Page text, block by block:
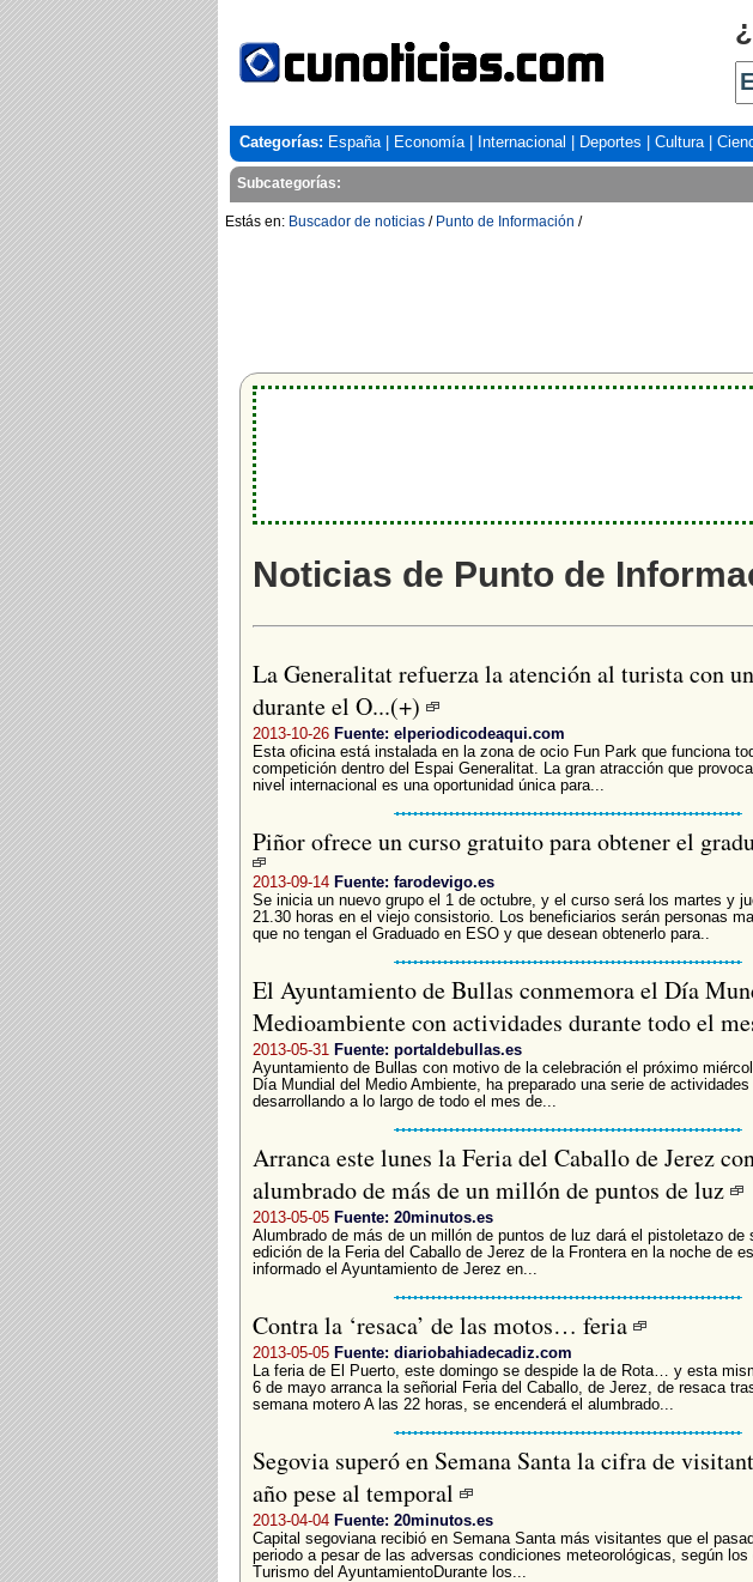
Categorías: España| Economía| Internacional Deportes Cultura|
Subcategorías:
Estás en: Buscador de noticias / Punto de Información /
Noticias de Punto de
La Generalitat refuerza la atención al turista con
durante el O...(+)
2013-10-26 Fuente: elperiodicodeaqui.com
Esta oficina está instalada en la zona de ocio Fun Park que funciona
competición dentro del Espai Generalitat. La gran atracción que
nivel internacional es una oportunidad única para...
Piñor ofrece un curso gratuito para obtener el
2013-09-14 Fuente: farodevigo.es
Se inicia un nuevo grupo el 1 de octubre, y el curso será los martes y
21.30 horas en el viejo consistorio. Los beneficiarios serán personas
que no tengan el Graduado en ESO y que desean obtenerlo para..
El Ayuntamiento de Bullas conmemora el Día
Medioambiente con actividades durante todo el
2013-05-31 Fuente: portaldebullas.es
Ayuntamiento de Bullas con motivo de la celebración el próximo
Día Mundial del Medio Ambiente, ha preparado una serie de
desarrollando a lo largo de todo el mes de...
Arranca este lunes la Feria del Caballo de Jerez
alumbrado de más de un millón de puntos de luz
2013-05-05 Fuente: 20minutos.es
Alumbrado de más de un millón de puntos de luz dará el pistoletazo de
edición de la Feria del Caballo de Jerez de la Frontera en la noche de
informado el Ayuntamiento de Jerez en...
Contra la ‘resaca’ de las motos… feria
2013-05-05 Fuente: diariobahiadecadiz.com
La feria de El Puerto, este domingo se despide la de Rota… y esta
6 de mayo arranca la señorial Feria del Caballo, de Jerez, de resaca
semana motero A las 22 horas, se encenderá el alumbrado...
Segovia superó en Semana Santa la cifra de
año pese al temporal
2013-04-04 Fuente: 20minutos.es
Capital segoviana recibió en Semana Santa más visitantes que el
periodo a pesar de las adversas condiciones meteorológicas, según
Turismo del AyuntamientoDurante los...